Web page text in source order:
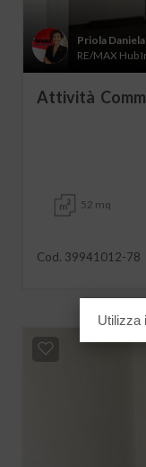
Priola Daniela
RE/MAX Hub
Attività
52 mq
Cod. 39941012-78
Utilizza